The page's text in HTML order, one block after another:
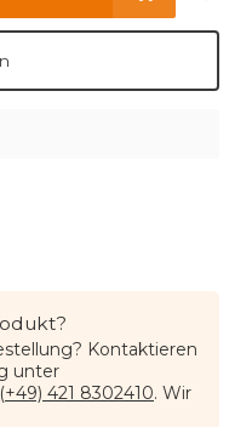
Kontaktieren
unter
(+49) 421 8302410. Wir